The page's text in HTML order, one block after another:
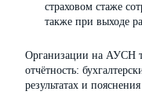
страховом стаже
также при выходе
Организации на АУСН
отчётность:
результатах и